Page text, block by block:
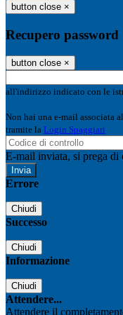
button close ×
Recupero password
button close ×
all'indirizzo indicato con le
Non hai una e-mail associata
tramite la Login Spaggiari
E-mail inviata, si prega di
Errore
Chiudi
Successo
Chiudi
Informazione
Chiudi
Attendere...
Attendere il